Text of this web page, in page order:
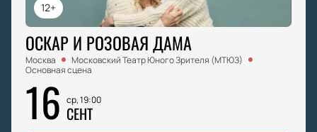
12+
ОСКАР И РОЗОВАЯ ДАМА
Москва
Московский Театр Юного Зрителя (МТЮЗ)
Основная сцена
16 ср, 19:00
СЕНТ